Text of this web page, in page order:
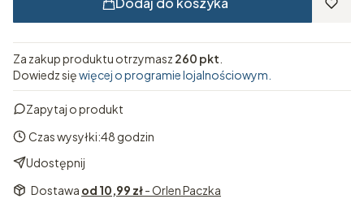
Za zakup produktu otrzymasz 260 pkt
Dowiedz sięwięcej o programie lojalnościowym.
Zapytaj o produkt
Czas wysyłki:48 godzin
Udostępnij
Dostawa od 10,99 zł- Orlen Paczka